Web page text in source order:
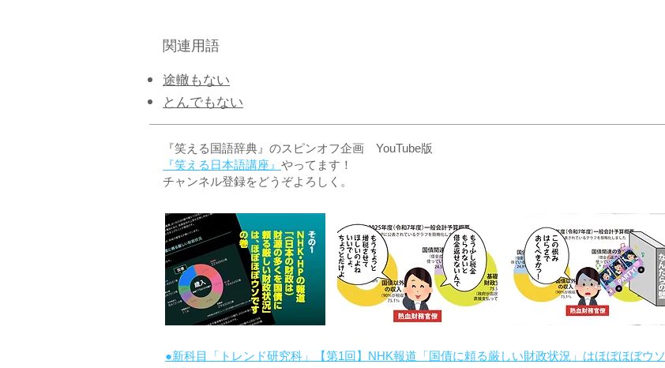
関連用語
途轍もない
とんでもない
『笑える国語辞典』のスピンオフ企画 YouTube版
『笑える日本語講座』 やってます！
チャンネル登録をどうぞよろしく。
●新科目「トレンド研究科」【第1回】NHK報道「国債に頼る厳しい財政状況」はほぼほぼウソ